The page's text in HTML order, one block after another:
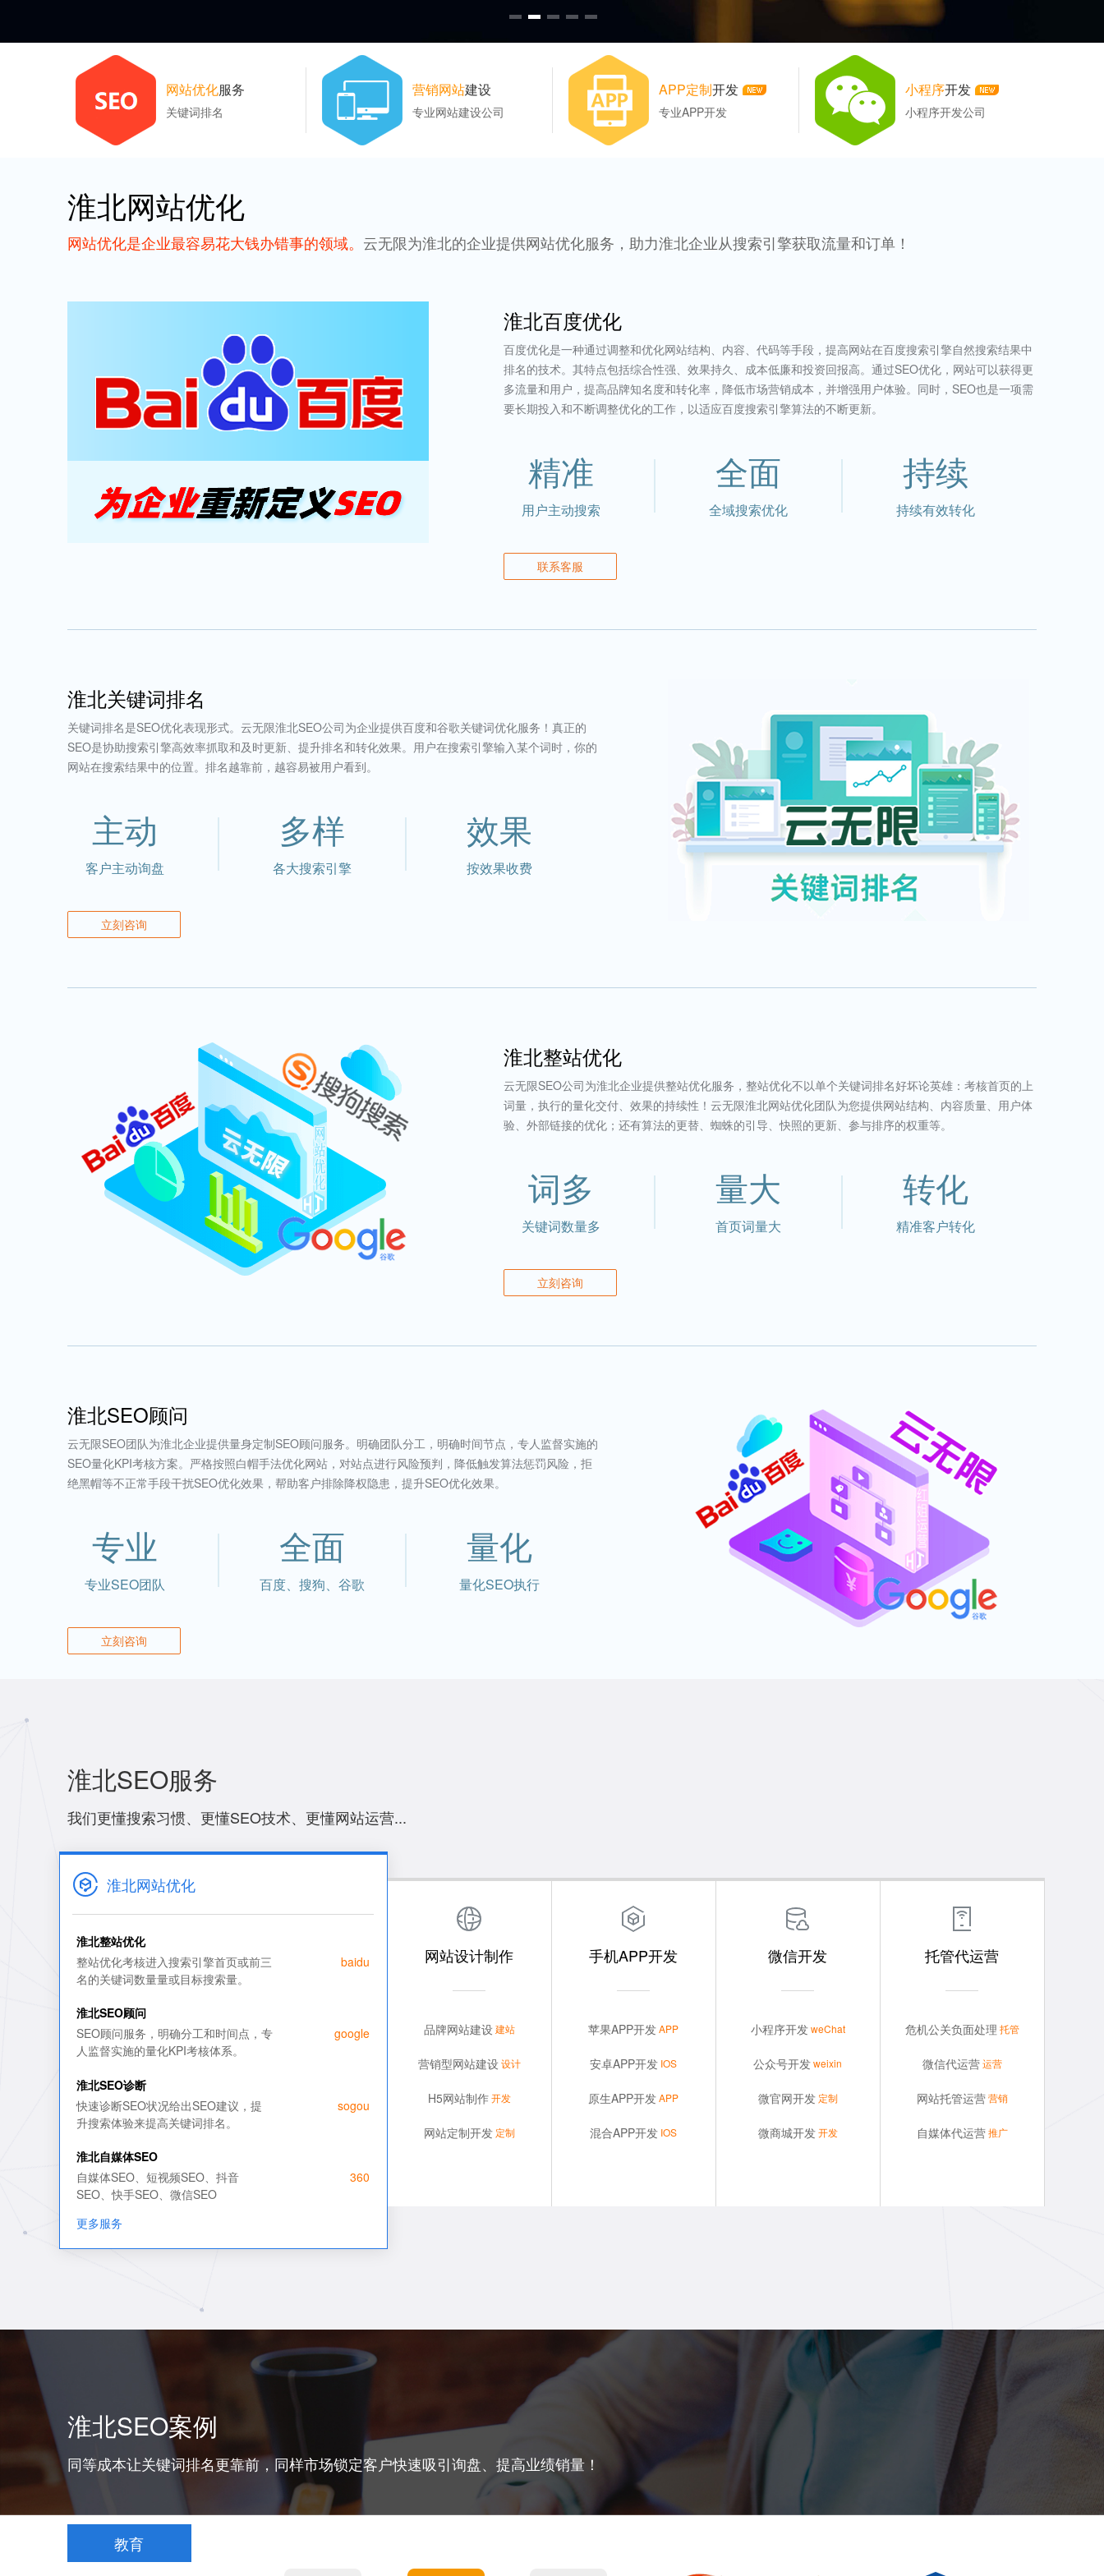
网站优化服务
关键词排名
营销网站建设
专业网站建设公司
APP定制开发
专业APP开发
小程序开发
小程序开发公司
淮北网站优化
网站优化是企业最容易花大钱办错事的领域。 云无限为淮北的企业提供网站优化服务，助力淮北企业从搜索引擎获取流量和订单！
淮北百度优化
百度优化是一种通过调整和优化网站结构、内容、代码等手段，提高网站在百度搜索引擎自然搜索结果中
排名的技术。其特点包括综合性强、效果持久、成本低廉和投资回报高。通过SEO优化，网站可以获得更
多流量和用户，提高品牌知名度和转化率，降低市场营销成本，并增强用户体验。同时，SEO也是一项需
要长期投入和不断调整优化的工作，以适应百度搜索引擎算法的不断更新。
精准
用户主动搜索
全面
全域搜索优化
持续
持续有效转化
联系客服
淮北关键词排名
关键词排名是SEO优化表现形式。云无限淮北SEO公司为企业提供百度和谷歌关键词优化服务！真正的
SEO是协助搜索引擎高效率抓取和及时更新、提升排名和转化效果。用户在搜索引擎输入某个词时，你的
网站在搜索结果中的位置。排名越靠前，越容易被用户看到。
主动
客户主动询盘
多样
各大搜索引擎
效果
按效果收费
立刻咨询
淮北整站优化
云无限SEO公司为淮北企业提供整站优化服务，整站优化不以单个关键词排名好坏论英雄：考核首页的上
词量，执行的量化交付、效果的持续性！云无限淮北网站优化团队为您提供网站结构、内容质量、用户体
验、外部链接的优化；还有算法的更替、蜘蛛的引导、快照的更新、参与排序的权重等。
词多
关键词数量多
量大
首页词量大
转化
精准客户转化
立刻咨询
淮北SEO顾问
云无限SEO团队为淮北企业提供量身定制SEO顾问服务。明确团队分工，明确时间节点，专人监督实施的
SEO量化KPI考核方案。严格按照白帽手法优化网站，对站点进行风险预判，降低触发算法惩罚风险，拒
绝黑帽等不正常手段干扰SEO优化效果，帮助客户排除降权隐患，提升SEO优化效果。
专业
专业SEO团队
全面
百度、搜狗、谷歌
量化
量化SEO执行
立刻咨询
淮北SEO服务
我们更懂搜索习惯、更懂SEO技术、更懂网站运营...
SEO顾问服务 谷歌
短视频SEO优化搜狗
淮北网站优化
淮北整站优化
baidu
整站优化考核进入搜索引擎首页或前三
名的关键词数量量或目标搜索量。
淮北SEO顾问
google
SEO顾问服务，明确分工和时间点，专
人监督实施的量化KPI考核体系。
淮北SEO诊断
sogou
快速诊断SEO状况给出SEO建议，提
升搜索体验来提高关键词排名。
淮北自媒体SEO
360
自媒体SEO、短视频SEO、抖音
SEO、快手SEO、微信SEO
更多服务
网站设计制作
品牌网站建设建站
营销型网站建设设计
H5网站制作开发
网站定制开发 定制
淮北网站定制
用创意设计提升品牌形象；聚焦卖点、
淮北网站设计
网站满足用户和SEO优化规则，减少浏
用H5技术让网站适应PC、PAD和手机
丰富的网站设计和开发经验,专业的代
手机APP开发
苹果APP开发 APP
安卓APP开发 IOS
原生APP开发 APP
混合APP开发 IOS
淮北IOS开发
专业分销商城、分类信息、O2O预
淮北安卓开发
为企业提供办公应用APP开发，使企业
云无限基于智能手机操作系统，使用原
使用H5技术框架开发APP应用,成本更
微信开发
小程序开发weChat
公众号开发 weixin
微官网开发 定制
微商城开发开发
淮北小程序开发
智能分发无需下载,让你的移动应用支
淮北公众号开发
weixin
巨大的流量入口，快速传播分享朋友
wechat
接入微信开放平台，H5设计、微信一
多渠道流量获客，帮助商家快速拉新、
托管代运营
危机公关负面处理 托管
微信代运营运营
网站托管运营营销
自媒体代运营推广
淮北危机公关
为企业重塑品牌形象、修复公共传播关
淮北微信代运营
不懂策划、不会写文案、没技术团队、
网站设计太LOW,无法凸显品牌形象；
不懂自媒体运营？没有专业人策划？云
淮北SEO案例
同等成本让关键词排名更靠前，同样市场锁定客户快速吸引询盘、提高业绩销量！
教育